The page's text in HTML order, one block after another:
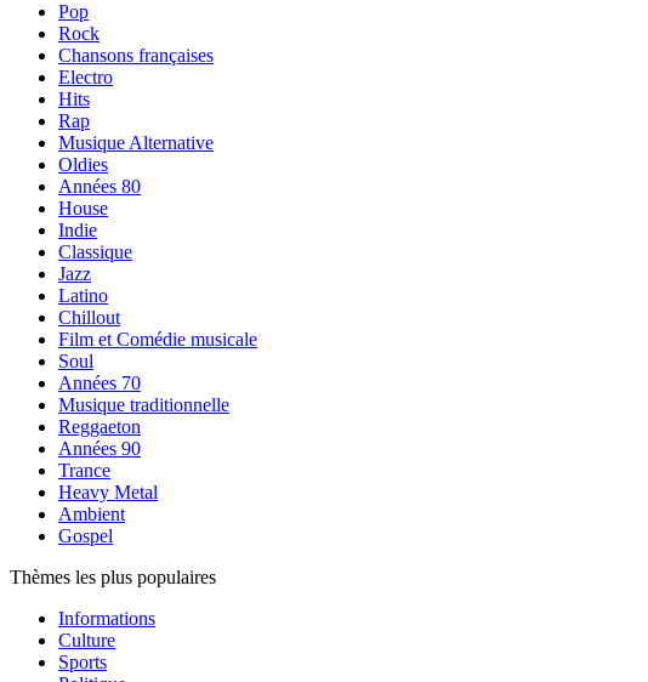
Pop
Rock
Chansons françaises
Electro
Hits
Rap
Musique Alternative
Oldies
Années 80
House
Indie
Classique
Jazz
Latino
Chillout
Film et Comédie musicale
Soul
Années 70
Musique traditionnelle
Reggaeton
Années 90
Trance
Heavy Metal
Ambient
Gospel
Thèmes les plus populaires
Informations
Culture
Sports